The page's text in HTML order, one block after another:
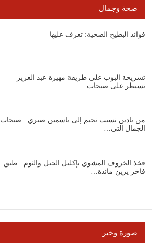
صحة وجمال
فوائد البطيخ الصحية: تعرف عليها
تسريحة البوب على طريقة مهيرة عبد العزيز
تسيطر على صيحات…
من نادين نسيب نجيم إلى ياسمين صبري.. صيحات
الجمال التي…
فخذ الخروف المشوي بإكليل الجبل والثوم.. طبق
فاخر يزين مائدة…
صورة وخبر